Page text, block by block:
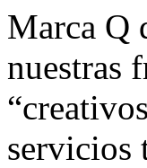
Marca Q
nuestras
servicios